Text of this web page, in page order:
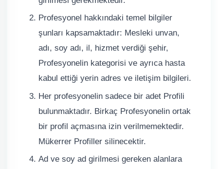
Profesyonel hakkındaki temel bilgiler
şunları kapsamaktadır: Mesleki unvan,
adı, soy adı, il, hizmet verdiği şehir,
Profesyonelin kategorisi ve ayrıca hasta
kabul ettiği yerin adres ve iletişim bilgileri.
Her profesyonelin sadece bir adet Profili
bulunmaktadır. Birkaç Profesyonelin ortak
bir profil açmasına izin verilmemektedir.
Mükerrer Profiller silinecektir.
Ad ve soy ad girilmesi gereken alanlara